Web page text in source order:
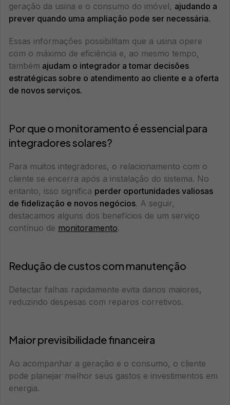
geração da usina e o consumo do imóvel, ajudando a
prever quando uma ampliação pode ser necessária.
Essas informações possibilitam que a usina opere
com o máximo de eficiência e, ao mesmo tempo,
também ajudam o integrador a tomar decisões
estratégicas sobre o atendimento ao cliente e a oferta
de novos serviços.
Por que o monitoramento é essencial para
integradores solares?
Para muitos integradores, o relacionamento com o
cliente se encerra após a instalação do sistema. No
entanto, isso significa perder oportunidades valiosas
de fidelização e novos negócios. A seguir,
destacamos alguns dos benefícios de um serviço
contínuo de monitoramento.
Redução de custos com manutenção
Detectar falhas rapidamente evita danos maiores,
reduzindo despesas com reparos corretivos.
Maior previsibilidade financeira
Ao acompanhar a geração e o consumo, o cliente
pode planejar melhor seus gastos e investimentos em
energia.